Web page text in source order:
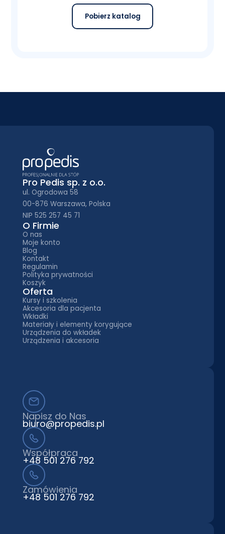
Pobierz katalog
Pro Pedis sp. z o.o.
ul. Ogrodowa 58
00-876 Warszawa, Polska
NIP 525 257 45 71
O Firmie
O nas
Moje konto
Blog
Kontakt
Regulamin
Polityka prywatności
Koszyk
Oferta
Kursy i szkolenia
Akcesoria dla pacjenta
Wkładki
Materiały i elementy korygujące
Urządzenia do wkładek
Urządzenia i akcesoria
Napisz do Nas
biuro@propedis.pl
Współpraca
+48 501 276 792
Zamówienia
+48 501 276 792